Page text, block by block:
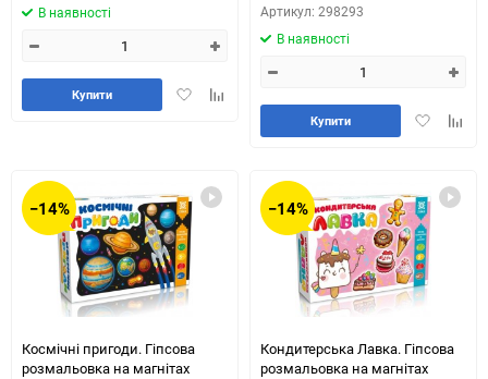
В наявності
ДодатиДодайте
Купити
Артикул: 298293
В наявності
Додати
Купити
−14%
Космічні пригоди. Гіпсова
розмальовка на магнітах
−14%
Кондитерська Лавка. Гіпсова
розмальовка на магнітах